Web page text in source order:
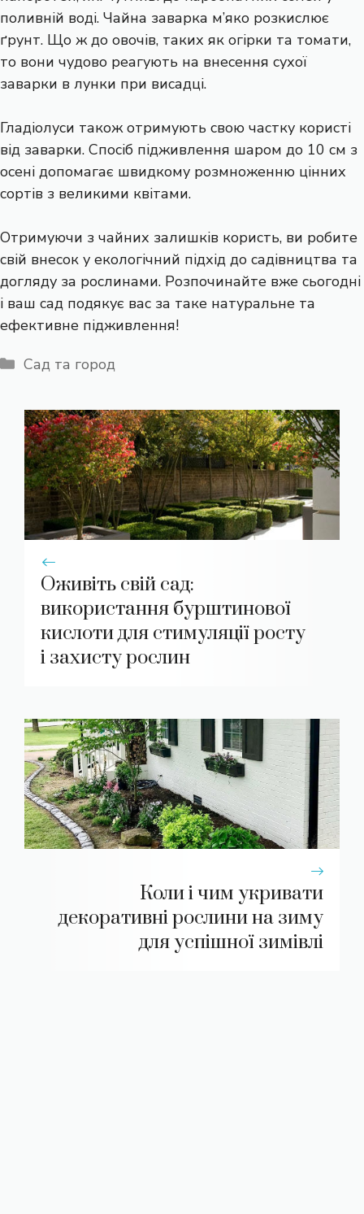
поливній воді. Чайна заварка м’яко розкислює
ґрунт. Що ж до овочів, таких як огірки та томати,
то вони чудово реагують на внесення сухої
заварки в лунки при висадці.
Гладіолуси також отримують свою частку користі
від заварки. Спосіб підживлення шаром до 10 см з
осені допомагає швидкому розмноженню цінних
сортів з великими квітами.
Отримуючи з чайних залишків користь, ви робите
свій внесок у екологічний підхід до садівництва та
догляду за рослинами. Розпочинайте вже сьогодні
і ваш сад подякує вас за таке натуральне та
ефективне підживлення!
Категорії
Сад та город
Оживіть свій сад:
використання бурштинової
кислоти для стимуляції росту
і захисту рослин
Коли і чим укривати
декоративні рослини на зиму
для успішної зимівлі